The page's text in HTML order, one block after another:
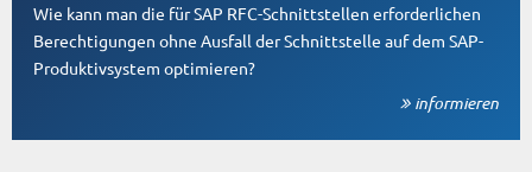
Wie kann man die für SAP RFC-Schnittstellen erforderlichen
Berechtigungen ohne Ausfall der Schnittstelle auf dem SAP-
Produktivsystem optimieren?
informieren